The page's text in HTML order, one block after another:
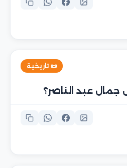
📜 تاريخية
عبد الناصر؟